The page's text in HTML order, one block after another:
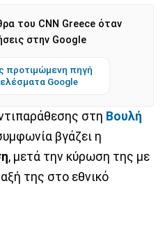
του CNN Greece όταν
στην Google
προτιμώμενη πηγή
Google
στη Βουλή
βγάζει η
, μετά την κύρωση της με
της στο εθνικό